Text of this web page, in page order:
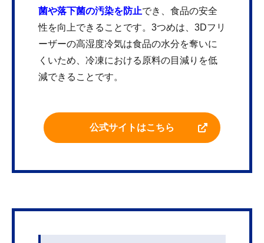
菌や落下菌の汚染を防止でき、食品の安全
性を向上できることです。3つめは、3Dフリ
ーザーの高湿度冷気は食品の水分を奪いに
くいため、冷凍における原料の目減りを低
減できることです。
公式サイトはこちら